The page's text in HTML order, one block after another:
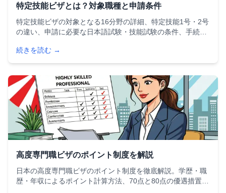
特定技能ビザとは？対象職種と申請条件
特定技能ビザの対象となる16分野の詳細、特定技能1号・2号
の違い、申請に必要な日本語試験・技能試験の条件、手続き
目の在留資格について、最新情報をお届けします。
続きを読む →
高度専門職ビザのポイント制度を解説
日本の高度専門職ビザのポイント制度を徹底解説。学歴・職
歴・年収によるポイント計算方法、70点と80点の優遇措置の